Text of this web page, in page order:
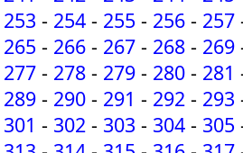
253 - 254 - 255 - 256 - 257
265 - 266 - 267 - 268 - 269
277 - 278 - 279 - 280 - 281
289 - 290 - 291 - 292 - 293
301 - 302 - 303 - 304 - 305